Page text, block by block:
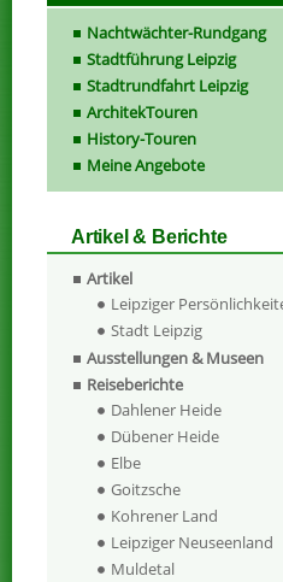
Nachtwächter-Rundgang
Stadtführung Leipzig
Stadtrundfahrt Leipzig
ArchitekTouren
History-Touren
Meine Angebote
Artikel & Berichte
Artikel
Leipziger
Stadt Leipzig
Ausstellungen & Museen
Reiseberichte
Dahlener Heide
Dübener Heide
Elbe
Goitzsche
Kohrener Land
Leipziger Neuseenland
Muldetal